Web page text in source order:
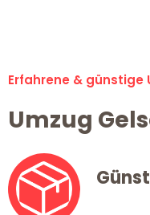
Erfahrene & günstige
Umzug